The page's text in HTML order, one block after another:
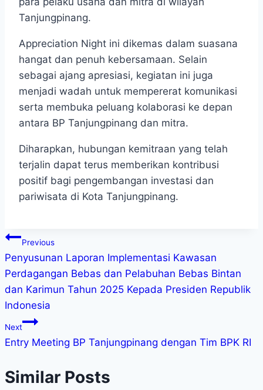
Tanjungpinang.
Appreciation Night ini dikemas dalam suasana
hangat dan penuh kebersamaan. Selain
sebagai ajang apresiasi, kegiatan ini juga
menjadi wadah untuk mempererat komunikasi
serta membuka peluang kolaborasi ke depan
antara BP Tanjungpinang dan mitra.
Diharapkan, hubungan kemitraan yang telah
terjalin dapat terus memberikan kontribusi
positif bagi pengembangan investasi dan
pariwisata di Kota Tanjungpinang.
Previous
Penyusunan Laporan Implementasi Kawasan
Perdagangan Bebas dan Pelabuhan Bebas Bintan
dan Karimun Tahun 2025 Kepada Presiden Republik
Indonesia
Next
Entry Meeting BP Tanjungpinang dengan Tim BPK RI
Similar Posts